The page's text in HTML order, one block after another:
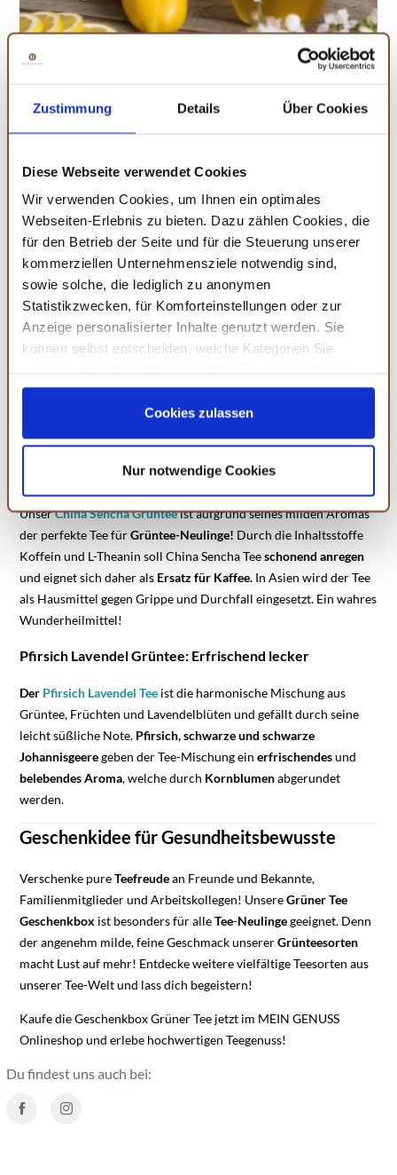
Zustimmung Details Über Cookies
Diese Webseite verwendet Cookies
Wir verwenden Cookies, um Ihnen ein optimales
Webseiten-Erlebnis zu bieten. Dazu zählen Cookies, die
für den Betrieb der Seite und für die Steuerung unserer
kommerziellen Unternehmensziele notwendig sind,
sowie solche, die lediglich zu anonymen
Statistikzwecken, für Komforteinstellungen oder zur
Anzeige personalisierter Inhalte genutzt werden. Sie
können selbst entscheiden, welche Kategorien Sie
Ihrer Einstellungen womöglich nicht mehr alle
Serviceleistungen auf der Seite zur Verfügung stehen.
Sie können Ihre Einwilligung selbstverständlich jederzeit
und diese abändern. Die Rechtmäßigkeit der aufgrund
der Einwilligung bis zum Widerruf erfolgten Verarbeitung
wird hiervon nicht berührt. Weitere Informationen finden
Sie in unserenDatenschutzhinweisen.
Cookies zulassen
Nur notwendige Cookies
Geschenkbox mit 4 Grüntee-Sorten
UnserGreen Apple Teevereint feinsten japanischen Sencha mit
fruchtigen Apfelstücken, spritzigem Lemongras und einem Hauch
Ingwer – für ein erfrischendes, belebendes Geschmackserlebnis.
Mild und zugleich anregend, fruchtig-süß und leicht herb bringt er
das volle Aromenspektrum in deine Tasse – natürlich ganz ohne
künstliche Zusätze.
China Genmaicha Grüntee: Höchster Teegenuss!
China Genmaicha Grüntee
überzeuge dich selbst!
China Sencha: Perfekt für Einsteiger
UnserChina Sencha Grünteeist aufgrund seines milden Aromas
der perfekte Tee fürGrüntee-Neulinge! Durch die Inhaltsstoffe
Koffein und L-Theanin soll China Sencha Teeschonend anregen
und eignet sich daher als Ersatz für Kaffee. In Asien wird der Tee
als Hausmittel gegen Grippe und Durchfall eingesetzt. Ein wahres
Wunderheilmittel!
Pfirsich Lavendel Grüntee: Erfrischend lecker
Der Pfirsich Lavendel Tee ist die harmonische Mischung aus
Grüntee, Früchten und Lavendelblüten und gefällt durch seine
leicht süßliche Note. Pfirsich, schwarze und schwarze
Johannisgeeregeben der Tee-Mischung einerfrischendesund
belebendes Aroma, welche durch Kornblumenabgerundet
werden.
Geschenkidee für Gesundheitsbewusste
Verschenke pureTeefreudean Freunde und Bekannte,
Familienmitglieder und Arbeitskollegen! UnsereGrüner Tee
Geschenkbox ist besonders für alleTee-Neulingegeeignet. Denn
der angenehm milde, feine Geschmack unsererGrünteesorten
macht Lust auf mehr! Entdecke weitere vielfältige Teesorten aus
unserer Tee-Welt und lass dich begeistern!
Kaufe die Geschenkbox Grüner Tee jetzt im MEIN GENUSS
Onlineshop und erlebe hochwertigen Teegenuss!
Du findest uns auch bei: